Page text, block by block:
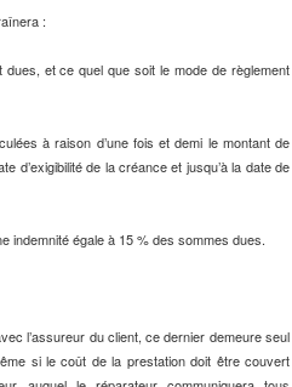
:
dues, et ce quel que soit le mode de règlement
à raison d’une fois et demi le montant de
d’exigibilité de la créance et jusqu’à la date de
indemnité égale à 15 % des sommes dues.
l’assureur du client, ce dernier demeure seul
si le coût de la prestation doit être couvert